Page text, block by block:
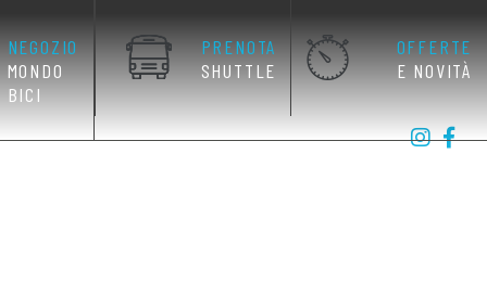
NEGOZIO
MONDO
BICI
PRENOTA
SHUTTLE
OFFERTE
E NOVITÀ